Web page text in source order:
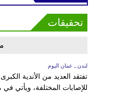
تحقيقات
لندن ـ عمان اليوم
تفتقد العديد من الأندية
للإصابات المختلفة، ويأتي